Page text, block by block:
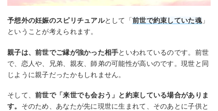
予想外の妊娠のスピリチュアルとして「前世で約束していた魂」
ということが考えられます。
親子は、前世でご縁が強かった相手といわれているのです。前世
で、恋人や、兄弟、親友、師弟の可能性が高いのです。現世と同
じように親子だったかもしれません。
そして、前世で「来世でも会おう」と約束している場合がありま
す。 そのため、あなたが先に現世に生まれて、そのあとに子供と